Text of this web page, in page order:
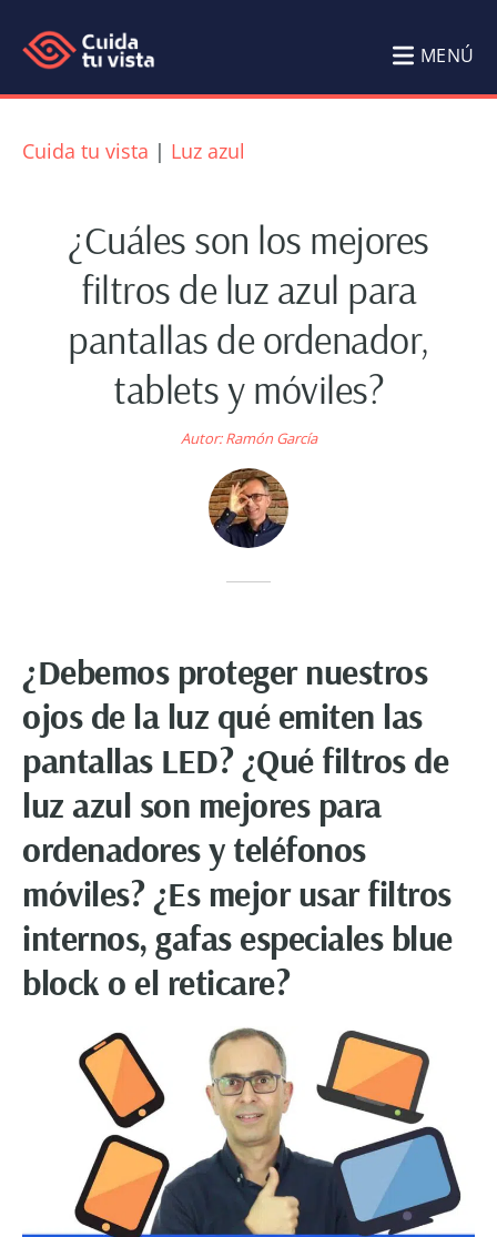
al
contenido
al
pie
página
Cuida
tu
de
Cuida
MENÚ
Cuida tu vista | Luz azul
¿Cuáles son los mejores
filtros de luz azul para
pantallas de ordenador,
tablets y móviles?
Autor:Ramón García
¿Debemos proteger nuestros
ojos de la luz qué emiten las
pantallas LED? ¿Qué filtros de
luz azul son mejores para
ordenadores y teléfonos
móviles? ¿Es mejor usar filtros
internos, gafas especiales blue
block o el reticare?